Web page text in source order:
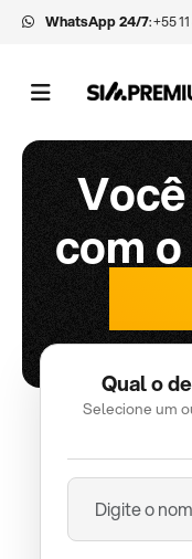
WhatsApp 24/7:+55
com
Qual o
Selecione um